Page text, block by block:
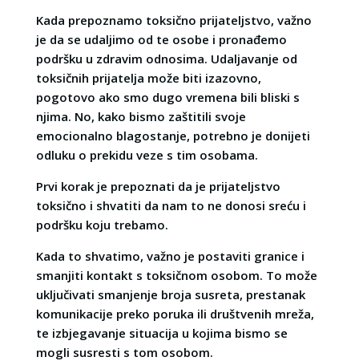
Kada prepoznamo toksično prijateljstvo, važno
je da se udaljimo od te osobe i pronađemo
podršku u zdravim odnosima. Udaljavanje od
toksičnih prijatelja može biti izazovno,
pogotovo ako smo dugo vremena bili bliski s
njima. No, kako bismo zaštitili svoje
emocionalno blagostanje, potrebno je donijeti
odluku o prekidu veze s tim osobama.
Prvi korak je prepoznati da je prijateljstvo
toksično i shvatiti da nam to ne donosi sreću i
podršku koju trebamo.
Kada to shvatimo, važno je postaviti granice i
smanjiti kontakt s toksičnom osobom. To može
uključivati smanjenje broja susreta, prestanak
komunikacije preko poruka ili društvenih mreža,
te izbjegavanje situacija u kojima bismo se
mogli susresti s tom osobom.